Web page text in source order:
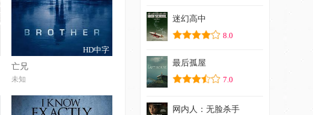
HD中字
亡兄
未知
迷幻高中
8.0
最后孤屋
7.0
网内人：无脸杀手